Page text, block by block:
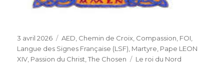
Publié
le
3 avril 2026 Catégories
AED Chemin de Croix Compassion FOI
Langue des Signes Française (LSF) Martyre Pape LEON
XIV Passion du Christ ,The Chosen Étiquettes
Le roi du Nord